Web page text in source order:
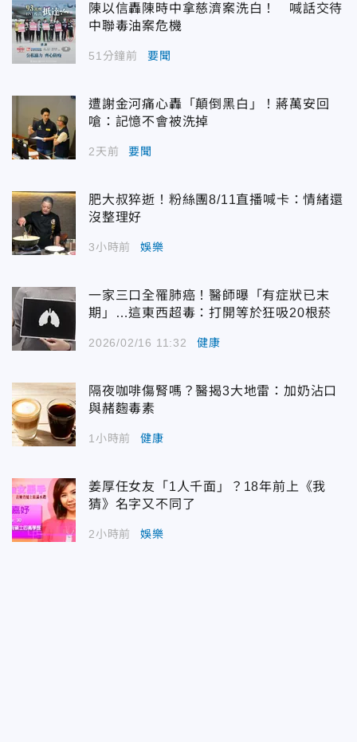
陳以信轟陳時中拿慈濟案洗白！ 喊話交待
中聯毒油案危機
51分鐘前 要聞
遭謝金河痛心轟「顛倒黑白」！蔣萬安回
嗆：記憶不會被洗掉
2天前 要聞
肥大叔猝逝！粉絲團8/11直播喊卡：情緒還
沒整理好
3小時前 娛樂
一家三口全罹肺癌！醫師曝「有症狀已末
期」…這東西超毒：打開等於狂吸20根菸
2026/02/16 11:32 健康
隔夜咖啡傷腎嗎？醫揭3大地雷：加奶沾口
與赭麴毒素
1小時前 健康
姜厚任女友「1人千面」？18年前上《我
猜》名字又不同了
2小時前 娛樂